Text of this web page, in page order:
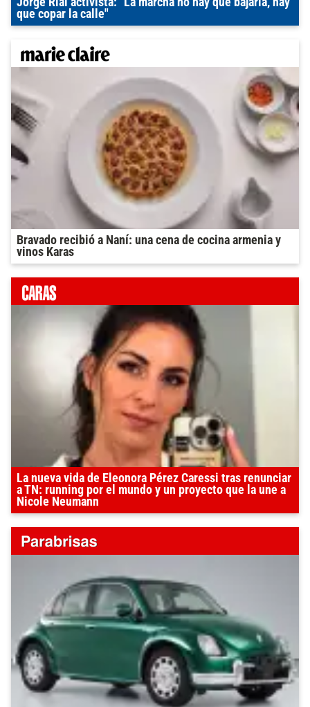
que copar la calle"
Bravado recibió a Naní: una cena de cocina armenia y
vinos Karas
La nueva vida de Eleonora Pérez Caressi tras renunciar
a TN: running por el mundo y un proyecto que la une a
Nicole Neumann